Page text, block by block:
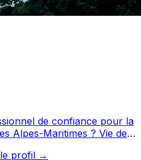
de confiance pour la
Alpes-Maritimes ? Vie de
propose un service
profil →